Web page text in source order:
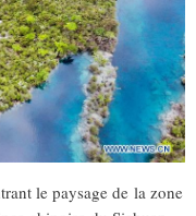
DOCUMENTS
PHOTOS
le paysage de la zone